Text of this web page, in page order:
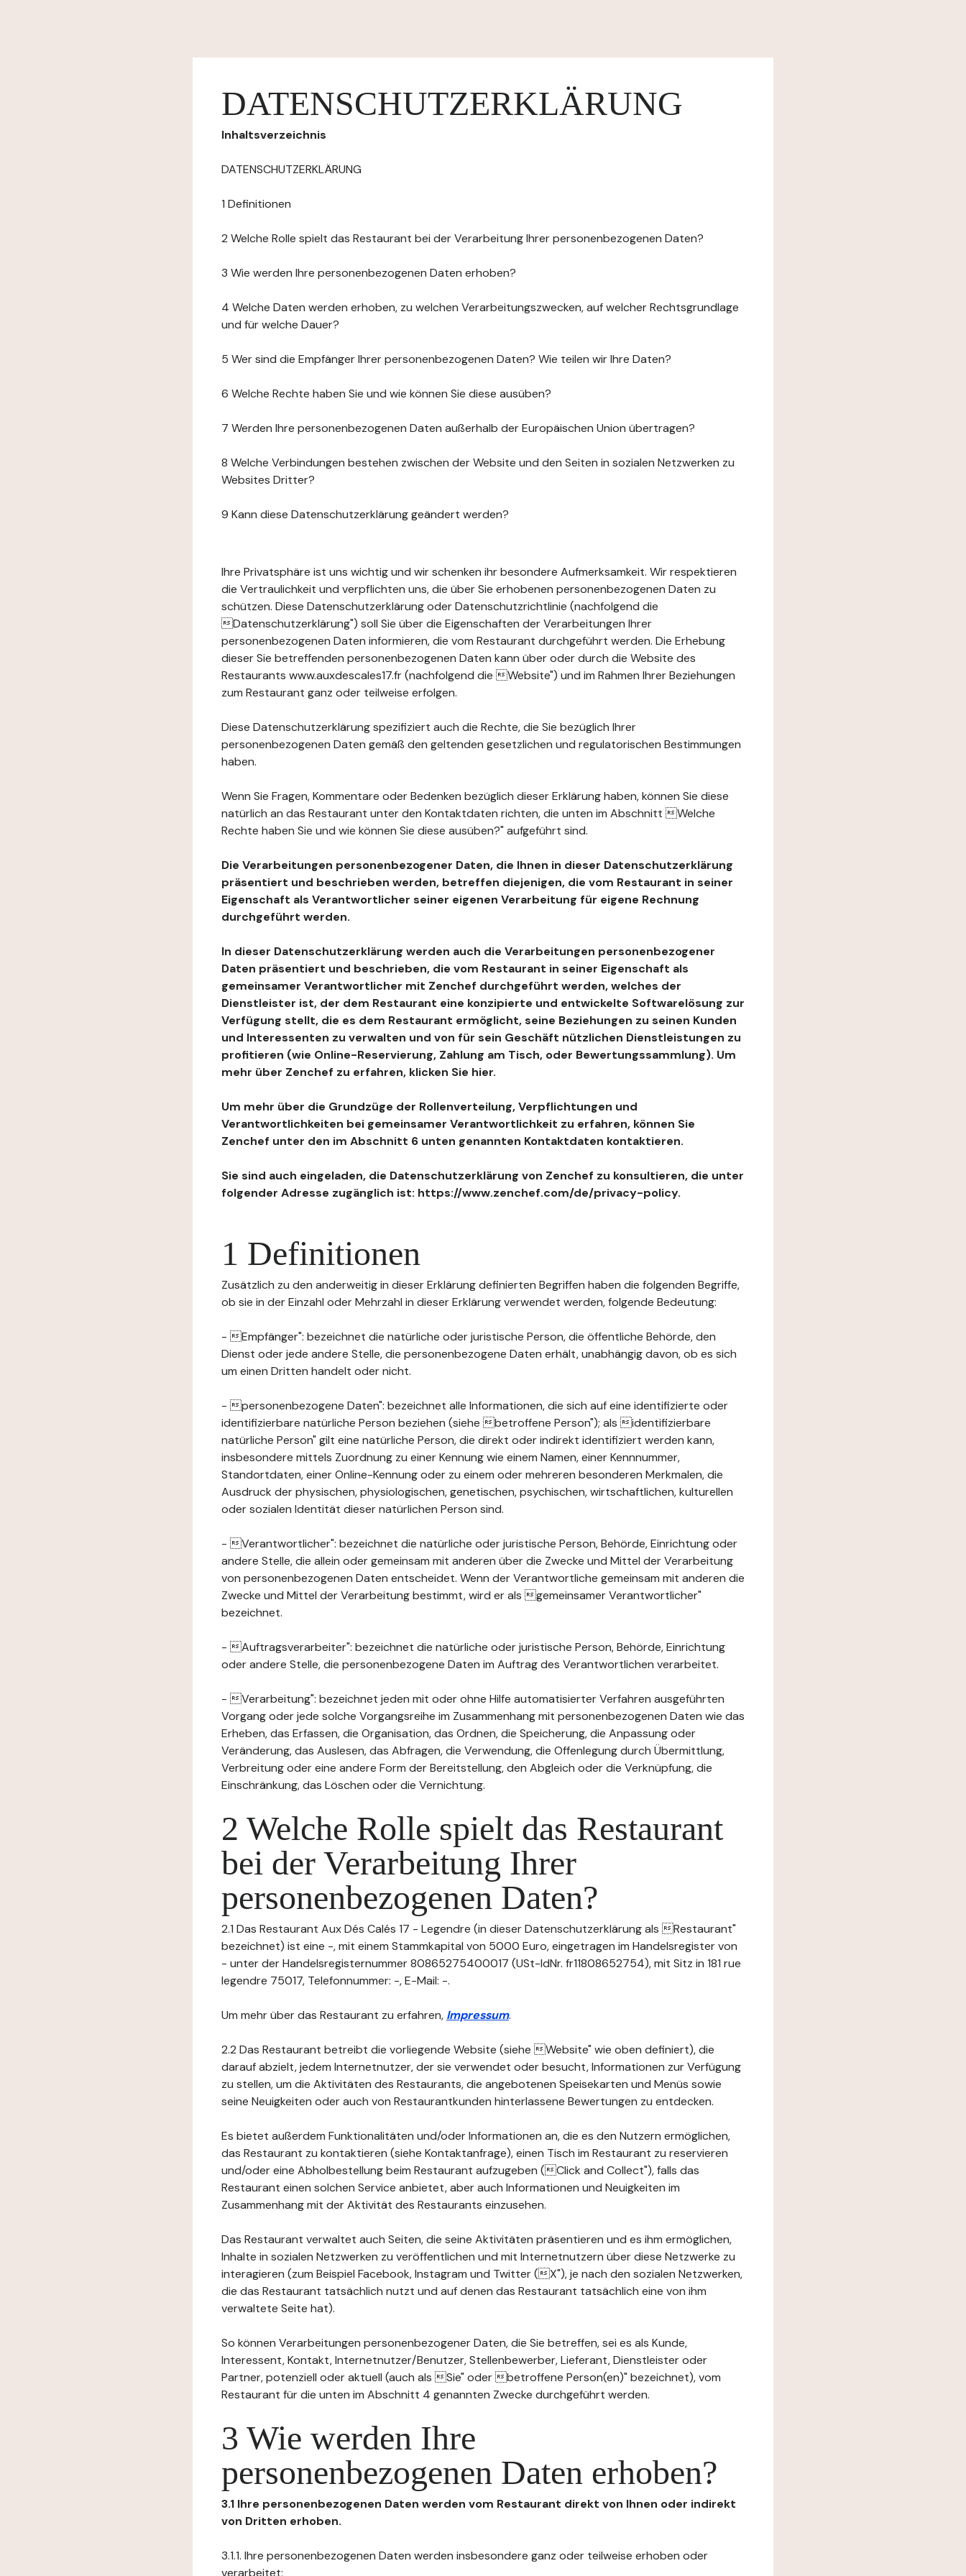
DATENSCHUTZERKLÄRUNG
Inhaltsverzeichnis
DATENSCHUTZERKLÄRUNG
1 Definitionen
2 Welche Rolle spielt das Restaurant bei der Verarbeitung Ihrer personenbezogenen Daten?
3 Wie werden Ihre personenbezogenen Daten erhoben?
4 Welche Daten werden erhoben, zu welchen Verarbeitungszwecken, auf welcher Rechtsgrundlage
und für welche Dauer?
5 Wer sind die Empfänger Ihrer personenbezogenen Daten? Wie teilen wir Ihre Daten?
6 Welche Rechte haben Sie und wie können Sie diese ausüben?
7 Werden Ihre personenbezogenen Daten außerhalb der Europäischen Union übertragen?
8 Welche Verbindungen bestehen zwischen der Website und den Seiten in sozialen Netzwerken zu
Websites Dritter?
9 Kann diese Datenschutzerklärung geändert werden?
Ihre Privatsphäre ist uns wichtig und wir schenken ihr besondere Aufmerksamkeit. Wir respektieren
die Vertraulichkeit und verpflichten uns, die über Sie erhobenen personenbezogenen Daten zu
schützen. Diese Datenschutzerklärung oder Datenschutzrichtlinie (nachfolgend die
Datenschutzerklärung") soll Sie über die Eigenschaften der Verarbeitungen Ihrer
personenbezogenen Daten informieren, die vom Restaurant durchgeführt werden. Die Erhebung
dieser Sie betreffenden personenbezogenen Daten kann über oder durch die Website des
Restaurants www.auxdescales17.fr (nachfolgend die Website") und im Rahmen Ihrer Beziehungen
zum Restaurant ganz oder teilweise erfolgen.
Diese Datenschutzerklärung spezifiziert auch die Rechte, die Sie bezüglich Ihrer
personenbezogenen Daten gemäß den geltenden gesetzlichen und regulatorischen Bestimmungen
haben.
Wenn Sie Fragen, Kommentare oder Bedenken bezüglich dieser Erklärung haben, können Sie diese
natürlich an das Restaurant unter den Kontaktdaten richten, die unten im Abschnitt Welche
Rechte haben Sie und wie können Sie diese ausüben?" aufgeführt sind.
Die Verarbeitungen personenbezogener Daten, die Ihnen in dieser Datenschutzerklärung
präsentiert und beschrieben werden, betreffen diejenigen, die vom Restaurant in seiner
Eigenschaft als Verantwortlicher seiner eigenen Verarbeitung für eigene Rechnung
durchgeführt werden.
In dieser Datenschutzerklärung werden auch die Verarbeitungen personenbezogener
Daten präsentiert und beschrieben, die vom Restaurant in seiner Eigenschaft als
gemeinsamer Verantwortlicher mit Zenchef durchgeführt werden, welches der
Dienstleister ist, der dem Restaurant eine konzipierte und entwickelte Softwarelösung zur
Verfügung stellt, die es dem Restaurant ermöglicht, seine Beziehungen zu seinen Kunden
und Interessenten zu verwalten und von für sein Geschäft nützlichen Dienstleistungen zu
profitieren (wie Online-Reservierung, Zahlung am Tisch, oder Bewertungssammlung). Um
mehr über Zenchef zu erfahren, klicken Sie hier.
Um mehr über die Grundzüge der Rollenverteilung, Verpflichtungen und
Verantwortlichkeiten bei gemeinsamer Verantwortlichkeit zu erfahren, können Sie
Zenchef unter den im Abschnitt 6 unten genannten Kontaktdaten kontaktieren.
Sie sind auch eingeladen, die Datenschutzerklärung von Zenchef zu konsultieren, die unter
folgender Adresse zugänglich ist: https://www.zenchef.com/de/privacy-policy.
1 Definitionen
Zusätzlich zu den anderweitig in dieser Erklärung definierten Begriffen haben die folgenden Begriffe,
ob sie in der Einzahl oder Mehrzahl in dieser Erklärung verwendet werden, folgende Bedeutung:
- Empfänger": bezeichnet die natürliche oder juristische Person, die öffentliche Behörde, den
Dienst oder jede andere Stelle, die personenbezogene Daten erhält, unabhängig davon, ob es sich
um einen Dritten handelt oder nicht.
- personenbezogene Daten": bezeichnet alle Informationen, die sich auf eine identifizierte oder
identifizierbare natürliche Person beziehen (siehe betroffene Person"); als identifizierbare
natürliche Person" gilt eine natürliche Person, die direkt oder indirekt identifiziert werden kann,
insbesondere mittels Zuordnung zu einer Kennung wie einem Namen, einer Kennnummer,
Standortdaten, einer Online-Kennung oder zu einem oder mehreren besonderen Merkmalen, die
Ausdruck der physischen, physiologischen, genetischen, psychischen, wirtschaftlichen, kulturellen
oder sozialen Identität dieser natürlichen Person sind.
- Verantwortlicher": bezeichnet die natürliche oder juristische Person, Behörde, Einrichtung oder
andere Stelle, die allein oder gemeinsam mit anderen über die Zwecke und Mittel der Verarbeitung
von personenbezogenen Daten entscheidet. Wenn der Verantwortliche gemeinsam mit anderen die
Zwecke und Mittel der Verarbeitung bestimmt, wird er als gemeinsamer Verantwortlicher"
bezeichnet.
- Auftragsverarbeiter": bezeichnet die natürliche oder juristische Person, Behörde, Einrichtung
oder andere Stelle, die personenbezogene Daten im Auftrag des Verantwortlichen verarbeitet.
- Verarbeitung": bezeichnet jeden mit oder ohne Hilfe automatisierter Verfahren ausgeführten
Vorgang oder jede solche Vorgangsreihe im Zusammenhang mit personenbezogenen Daten wie das
Erheben, das Erfassen, die Organisation, das Ordnen, die Speicherung, die Anpassung oder
Veränderung, das Auslesen, das Abfragen, die Verwendung, die Offenlegung durch Übermittlung,
Verbreitung oder eine andere Form der Bereitstellung, den Abgleich oder die Verknüpfung, die
Einschränkung, das Löschen oder die Vernichtung.
2 Welche Rolle spielt das Restaurant
bei der Verarbeitung Ihrer
personenbezogenen Daten?
2.1 Das Restaurant Aux Dés Calés 17 - Legendre (in dieser Datenschutzerklärung als Restaurant"
bezeichnet) ist eine -, mit einem Stammkapital von 5000 Euro, eingetragen im Handelsregister von
- unter der Handelsregisternummer 80865275400017 (USt-IdNr. fr11808652754), mit Sitz in 181 rue
legendre 75017, Telefonnummer: -, E-Mail: -.
Um mehr über das Restaurant zu erfahren, Impressum.
2.2 Das Restaurant betreibt die vorliegende Website (siehe Website" wie oben definiert), die
darauf abzielt, jedem Internetnutzer, der sie verwendet oder besucht, Informationen zur Verfügung
zu stellen, um die Aktivitäten des Restaurants, die angebotenen Speisekarten und Menüs sowie
seine Neuigkeiten oder auch von Restaurantkunden hinterlassene Bewertungen zu entdecken.
Es bietet außerdem Funktionalitäten und/oder Informationen an, die es den Nutzern ermöglichen,
das Restaurant zu kontaktieren (siehe Kontaktanfrage), einen Tisch im Restaurant zu reservieren
und/oder eine Abholbestellung beim Restaurant aufzugeben (Click and Collect"), falls das
Restaurant einen solchen Service anbietet, aber auch Informationen und Neuigkeiten im
Zusammenhang mit der Aktivität des Restaurants einzusehen.
Das Restaurant verwaltet auch Seiten, die seine Aktivitäten präsentieren und es ihm ermöglichen,
Inhalte in sozialen Netzwerken zu veröffentlichen und mit Internetnutzern über diese Netzwerke zu
interagieren (zum Beispiel Facebook, Instagram und Twitter (X"), je nach den sozialen Netzwerken,
die das Restaurant tatsächlich nutzt und auf denen das Restaurant tatsächlich eine von ihm
verwaltete Seite hat).
So können Verarbeitungen personenbezogener Daten, die Sie betreffen, sei es als Kunde,
Interessent, Kontakt, Internetnutzer/Benutzer, Stellenbewerber, Lieferant, Dienstleister oder
Partner, potenziell oder aktuell (auch als Sie" oder betroffene Person(en)" bezeichnet), vom
Restaurant für die unten im Abschnitt 4 genannten Zwecke durchgeführt werden.
3 Wie werden Ihre
personenbezogenen Daten erhoben?
3.1 Ihre personenbezogenen Daten werden vom Restaurant direkt von Ihnen oder indirekt
von Dritten erhoben.
3.1.1. Ihre personenbezogenen Daten werden insbesondere ganz oder teilweise erhoben oder
verarbeitet: